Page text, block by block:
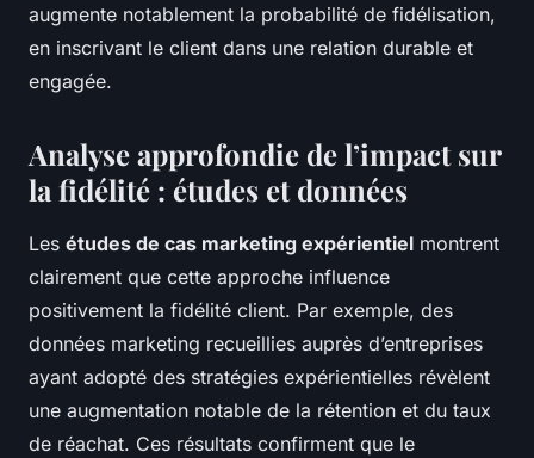
augmente notablement la probabilité de fidélisation,
en inscrivant le client dans une relation durable et
engagée.
Analyse approfondie de l’impact sur
la fidélité : études et données
Les études de cas marketing expérientiel montrent
clairement que cette approche influence
positivement la fidélité client. Par exemple, des
données marketing recueillies auprès d’entreprises
ayant adopté des stratégies expérientielles révèlent
une augmentation notable de la rétention et du taux
de réachat. Ces résultats confirment que le